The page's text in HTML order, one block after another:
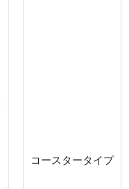
コースタータイプ